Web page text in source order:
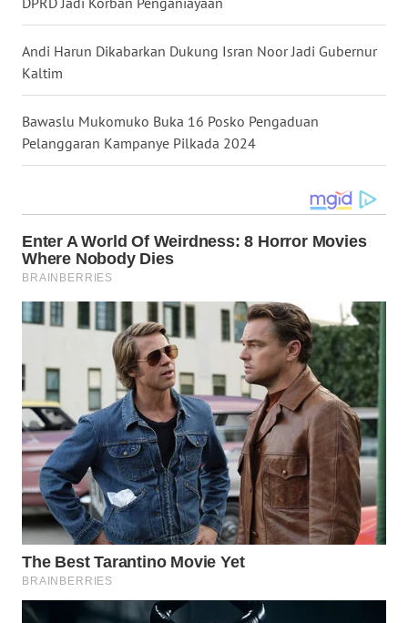
Andi Harun Dikabarkan Dukung Isran Noor Jadi Gubernur
Kaltim
Bawaslu Mukomuko Buka 16 Posko Pengaduan
Pelanggaran Kampanye Pilkada 2024
WN
KALTENG
WN
WN
KALTIM
WN
GORONTALO
WN
SULUT
WN
MALUKU
WN
MALUT